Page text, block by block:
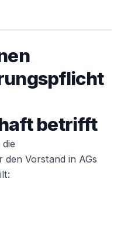
betrifft
Vorstand in AGs